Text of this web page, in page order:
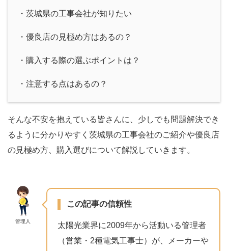
・茨城県の工事会社が知りたい
・優良店の見極め方はあるの？
・購入する際の選ぶポイントは？
・注意する点はあるの？
そんな不安を抱えている皆さんに、少しでも問題解決でき
るように分かりやすく茨城県の工事会社のご紹介や優良店
の見極め方、購入選びについて解説していきます。
管理人
この記事の信頼性
太陽光業界に2009年から活動いる管理者
（営業・2種電気工事士）が、メーカーや